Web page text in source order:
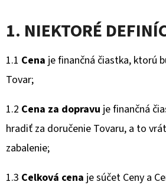
1. NIEKTORÉ
1.1 Cena je finančná čiastka, ktorú
Tovar;
1.2 Cena za dopravu je finančná
hradiť za doručenie Tovaru, a to
zabalenie;
1.3 Celková cena je súčet Ceny a
D
O
P
O
U